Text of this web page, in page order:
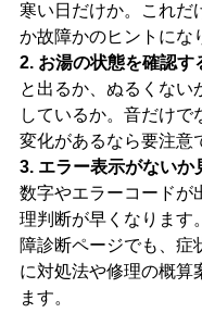
寒い日だけか。これだ
か故障かのヒントにな
2. お湯の状態を確認す
と出るか、ぬるくない
しているか。音だけで
変化があるなら要注意
3. エラー表示がないか
数字やエラーコードが
理判断が早くなります
障診断ページでも、症
に対処法や修理の概算
ます。